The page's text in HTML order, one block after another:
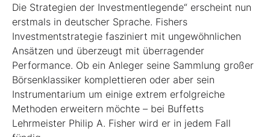
Die Strategien der Investmentlegende“ erscheint nun
erstmals in deutscher Sprache. Fishers
Investmentstrategie fasziniert mit ungewöhnlichen
Ansätzen und überzeugt mit überragender
Performance. Ob ein Anleger seine Sammlung großer
Börsenklassiker komplettieren oder aber sein
Instrumentarium um einige extrem erfolgreiche
Methoden erweitern möchte – bei Buffetts
Lehrmeister Philip A. Fisher wird er in jedem Fall